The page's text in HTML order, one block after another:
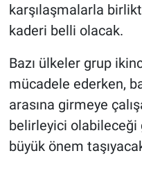
karşılaşmalarla
kaderi belli olacak.
Bazı ülkeler grup
mücadele ederken,
arasına girmeye
belirleyici olabileceği
büyük önem